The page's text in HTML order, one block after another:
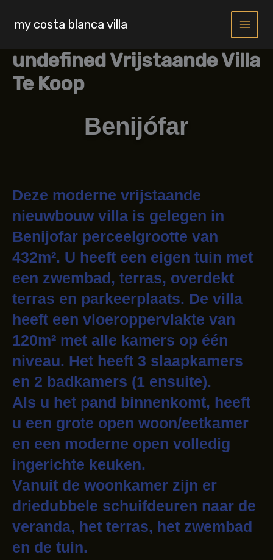
content
my costa blanca villa
undefined Vrijstaande Villa
Te Koop
Benijófar
Deze moderne vrijstaande
nieuwbouw villa is gelegen in
Benijofar perceelgrootte van
432m². U heeft een eigen tuin met
een zwembad, terras, overdekt
terras en parkeerplaats. De villa
heeft een vloeroppervlakte van
120m² met alle kamers op één
niveau. Het heeft 3 slaapkamers
en 2 badkamers (1 ensuite).
Als u het pand binnenkomt, heeft
u een grote open woon/eetkamer
en een moderne open volledig
ingerichte keuken.
Vanuit de woonkamer zijn er
driedubbele schuifdeuren naar de
veranda, het terras, het zwembad
en de tuin.